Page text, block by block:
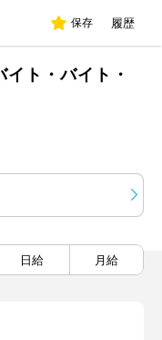
保存 履歴
ト・バイト・
日給 月給